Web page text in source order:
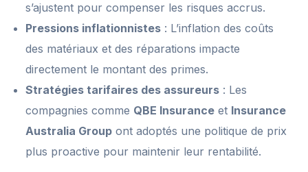
s’ajustent pour compenser les risques accrus.
Pressions inflationnistes : L’inflation des coûts
des matériaux et des réparations impacte
directement le montant des primes.
Stratégies tarifaires des assureurs : Les
compagnies comme QBE Insurance et Insurance
Australia Group ont adoptés une politique de prix
plus proactive pour maintenir leur rentabilité.